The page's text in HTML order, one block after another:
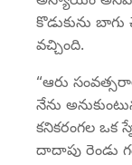
కొడుకును
వచ్చింది.
“ఆరు
నేను
కనికరంగల ఒక
దాదాపు రెండు